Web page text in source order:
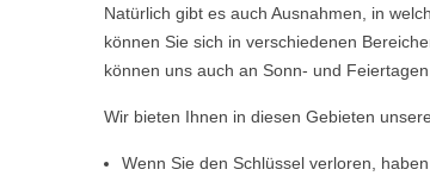
Natürlich gibt es auch Ausnahmen, in
können Sie sich in verschiedenen
können uns auch an Sonn- und
Wir bieten Ihnen in diesen Gebieten
Wenn Sie den Schlüssel verloren, haben